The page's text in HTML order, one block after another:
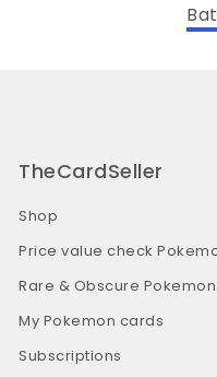
TheCardSeller
Shop
Price value check
Rare & Obscure
My Pokemon cards
Subscriptions